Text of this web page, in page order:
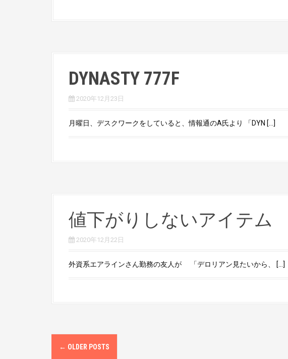
DYNASTY 777F
2020年12月23日
月曜日、デスクワークをしていると、情報通のA氏より 「DYN […]
値下がりしないアイテム
2020年12月22日
外資系エアラインさん勤務の友人が 「デロリアン見たいから、 […]
P← OLDER POSTS